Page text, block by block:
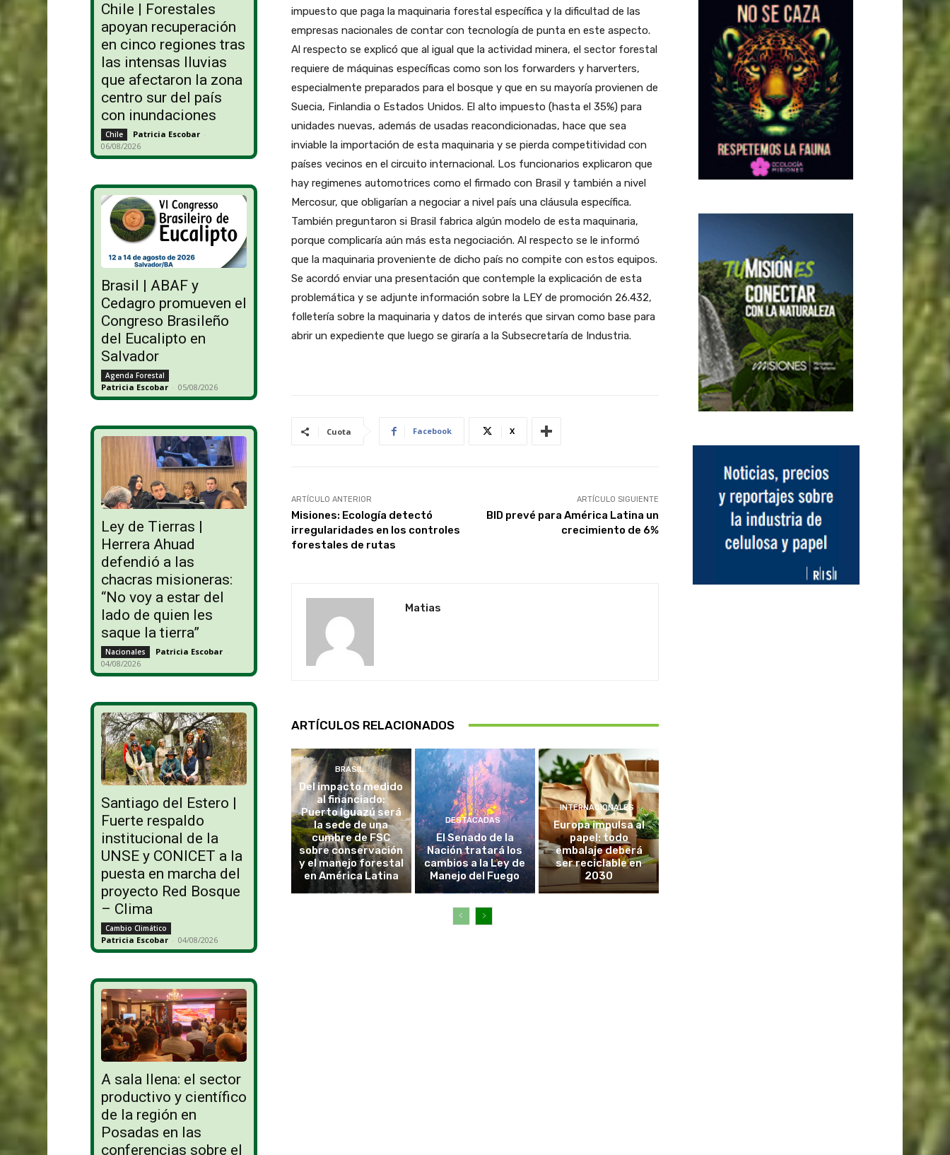
Chile | Forestales
apoyan recuperación
en cinco regiones tras
las intensas lluvias
que afectaron la zona
centro sur del país
con inundaciones
Chile Patricia Escobar -
06/08/2026
Brasil | ABAF y
Cedagro promueven el
Congreso Brasileño
del Eucalipto en
Salvador
Agenda Forestal
Patricia Escobar - 05/08/2026
Ley de Tierras |
Herrera Ahuad
defendió a las
chacras misioneras:
“No voy a estar del
lado de quien les
saque la tierra”
Nacionales Patricia Escobar -
04/08/2026
Santiago del Estero |
Fuerte respaldo
institucional de la
UNSE y CONICET a la
puesta en marcha del
proyecto Red Bosque
– Clima
Cambio Climático
Patricia Escobar - 04/08/2026
A sala llena: el sector
productivo y científico
de la región en
Posadas en las
conferencias sobre el
impuesto que paga la maquinaria forestal específica y la dificultad de las
empresas nacionales de contar con tecnología de punta en este aspecto.
Al respecto se explicó que al igual que la actividad minera, el sector forestal
requiere de máquinas específicas como son los forwarders y harverters,
especialmente preparados para el bosque y que en su mayoría provienen de
Suecia, Finlandia o Estados Unidos. El alto impuesto (hasta el 35%) para
unidades nuevas, además de usadas reacondicionadas, hace que sea
inviable la importación de esta maquinaria y se pierda competitividad con
países vecinos en el circuito internacional. Los funcionarios explicaron que
hay regimenes automotrices como el firmado con Brasil y también a nivel
Mercosur, que obligarían a negociar a nivel país una cláusula específica.
También preguntaron si Brasil fabrica algún modelo de esta maquinaria,
porque complicaría aún más esta negociación. Al respecto se le informó
que la maquinaria proveniente de dicho país no compite con estos equipos.
Se acordó enviar una presentación que contemple la explicación de esta
problemática y se adjunte información sobre la LEY de promoción 26.432,
folletería sobre la maquinaria y datos de interés que sirvan como base para
abrir un expediente que luego se giraría a la Subsecretaría de Industria.
Cuota Facebook X
ARTÍCULO ANTERIOR
Misiones: Ecología detectó
irregularidades en los controles
forestales de rutas
ARTÍCULO SIGUIENTE
BID prevé para América Latina un
crecimiento de 6%
Matias
ARTÍCULOS RELACIONADOS
BRASIL
Del impacto medido
al financiado:
Puerto Iguazú será
la sede de una
cumbre de FSC
sobre conservación
y el manejo forestal
en América Latina
DESTACADAS
El Senado de la
Nación tratará los
cambios a la Ley de
Manejo del Fuego
INTERNACIONALES
Europa impulsa al
papel: todo
embalaje deberá
ser reciclable en
2030